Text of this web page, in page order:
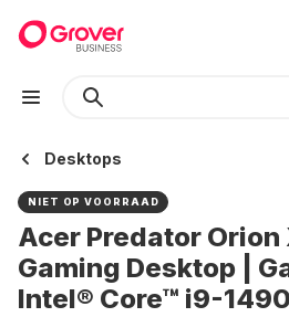
Desktops
NIET OP VOORRAAD
Acer Predator Orion
Gaming Desktop |
Intel® Core™ i9-